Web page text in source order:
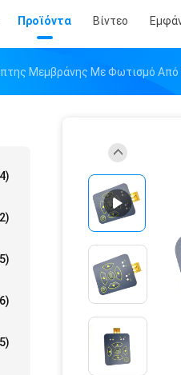
Προϊόντα Βίντεο
Μεμβράνης Με Φωτισμό Από